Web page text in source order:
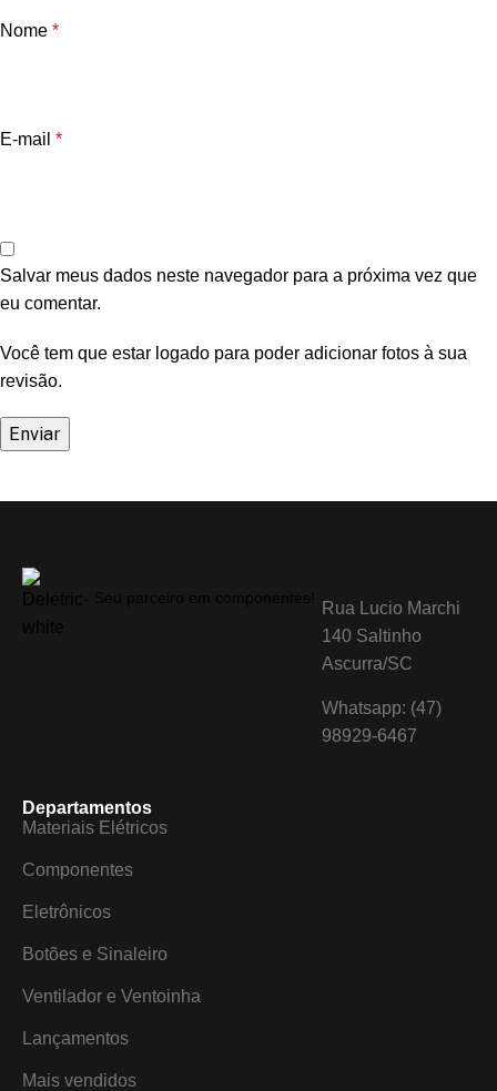
Nome *
E-mail *
Salvar meus dados neste navegador para a próxima vez que
eu comentar.
Você tem que estar logado para poder adicionar fotos à sua
revisão.
Rua Lucio Marchi
140 Saltinho
Ascurra/SC
Whatsapp: (47)
98929-6467
Departamentos
Materiais Elétricos
Componentes
Eletrônicos
Botões e Sinaleiro
Ventilador e Ventoinha
Lançamentos
Mais vendidos